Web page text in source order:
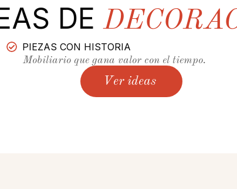
DE
PIEZAS CON HISTORIA
Mobiliario que gana valor con el tiempo.
Ver ideas